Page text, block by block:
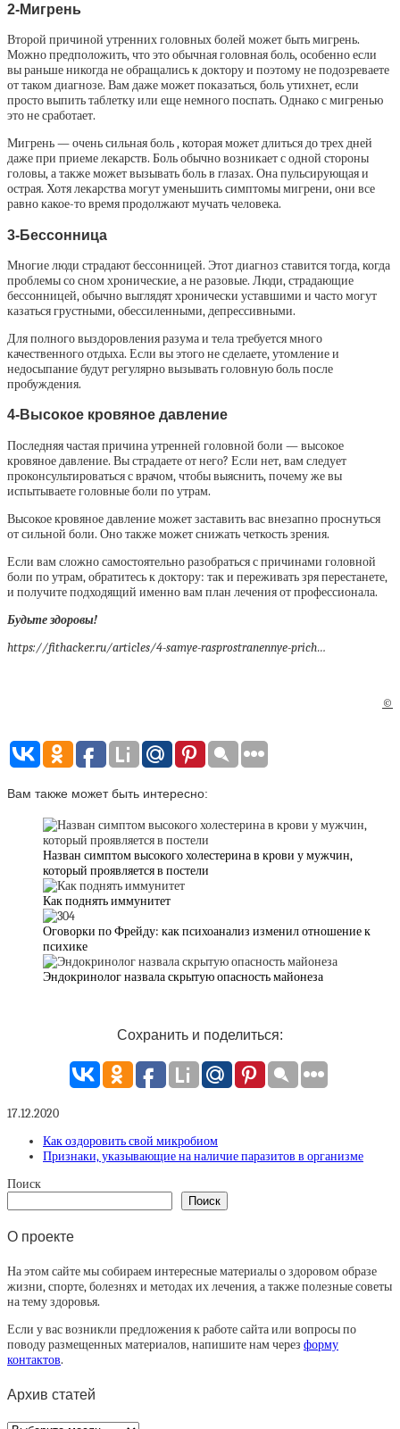
2-Мигрень
Второй причиной утренних головных болей может быть мигрень.
Можно предположить, что это обычная головная боль, особенно если
вы раньше никогда не обращались к доктору и поэтому не подозреваете
от таком диагнозе. Вам даже может показаться, боль утихнет, если
просто выпить таблетку или еще немного поспать. Однако с мигренью
это не сработает.
Мигрень — очень сильная боль , которая может длиться до трех дней
даже при приеме лекарств. Боль обычно возникает с одной стороны
головы, а также может вызывать боль в глазах. Она пульсирующая и
острая. Хотя лекарства могут уменьшить симптомы мигрени, они все
равно какое-то время продолжают мучать человека.
3-Бессонница
Многие люди страдают бессонницей. Этот диагноз ставится тогда, когда
проблемы со сном хронические, а не разовые. Люди, страдающие
бессонницей, обычно выглядят хронически уставшими и часто могут
казаться грустными, обессиленными, депрессивными.
Для полного выздоровления разума и тела требуется много
качественного отдыха. Если вы этого не сделаете, утомление и
недосыпание будут регулярно вызывать головную боль после
пробуждения.
4-Высокое кровяное давление
Последняя частая причина утренней головной боли — высокое
кровяное давление. Вы страдаете от него? Если нет, вам следует
проконсультироваться с врачом, чтобы выяснить, почему же вы
испытываете головные боли по утрам.
Высокое кровяное давление может заставить вас внезапно проснуться
от сильной боли. Оно также может снижать четкость зрения.
Если вам сложно самостоятельно разобраться с причинами головной
боли по утрам, обратитесь к доктору: так и переживать зря перестанете,
и получите подходящий именно вам план лечения от профессионала.
Будьте здоровы!
https://fithacker.ru/articles/4-samye-rasprostranennye-prich…
©
Вам также может быть интересно:
Назван симптом высокого холестерина в крови у мужчин,
который проявляется в постели
Как поднять иммунитет
Оговорки по Фрейду: как психоанализ изменил отношение к
психике
Эндокринолог назвала скрытую опасность майонеза
Сохранить и поделиться:
17.12.2020
Как оздоровить свой микробиом
Признаки, указывающие на наличие паразитов в организме
Поиск
Поиск
О проекте
На этом сайте мы собираем интересные материалы о здоровом образе
жизни, спорте, болезнях и методах их лечения, а также полезные советы
на тему здоровья.
Если у вас возникли предложения к работе сайта или вопросы по
поводу размещенных материалов, напишите нам через форму
контактов.
Архив статей